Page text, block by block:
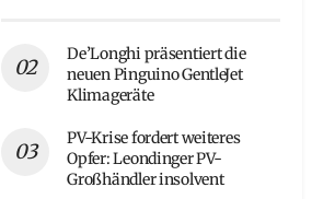
De’Longhi präsentiert die
neuen Pinguino GentleJet
Klimageräte
PV-Krise fordert weiteres
Opfer: Leondinger PV-
Großhändler insolvent